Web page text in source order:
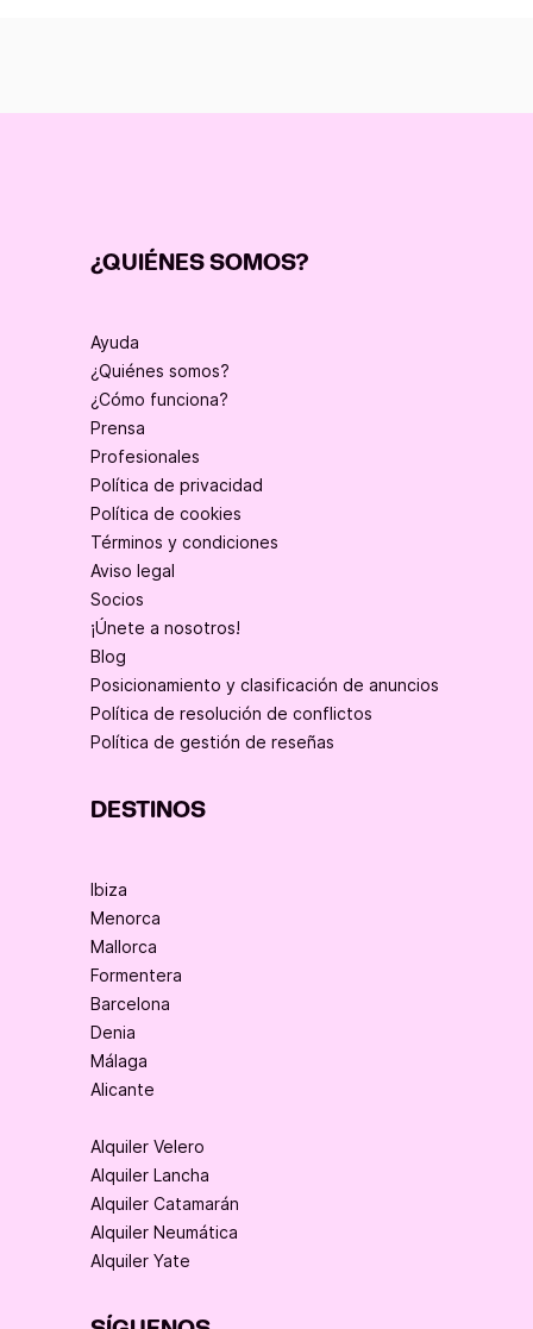
¿QUIÉNES SOMOS?
Ayuda
¿Quiénes somos?
¿Cómo funciona?
Prensa
Profesionales
Política de privacidad
Política de cookies
Términos y condiciones
Aviso legal
Socios
¡Únete a nosotros!
Blog
Posicionamiento y clasificación de anuncios
Política de resolución de conflictos
Política de gestión de reseñas
DESTINOS
Ibiza
Menorca
Mallorca
Formentera
Barcelona
Denia
Málaga
Alicante
Alquiler Velero
Alquiler Lancha
Alquiler Catamarán
Alquiler Neumática
Alquiler Yate